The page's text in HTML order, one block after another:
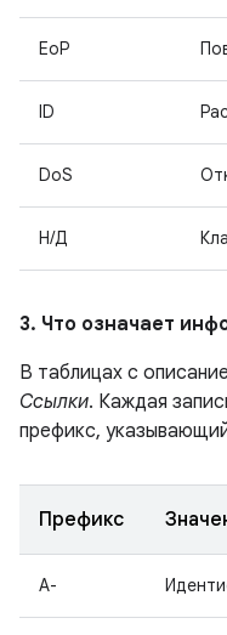
EoP
ID
DoS
Н/Д
3. Что означает
В таблицах с
Ссылки. Каждая
префикс,
Префикс
A-